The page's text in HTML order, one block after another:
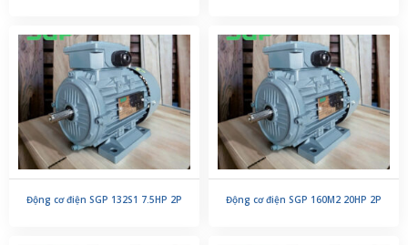
Động cơ điện SGP 132S1 7.5HP 2P Động cơ điện SGP 160M2 20HP 2P